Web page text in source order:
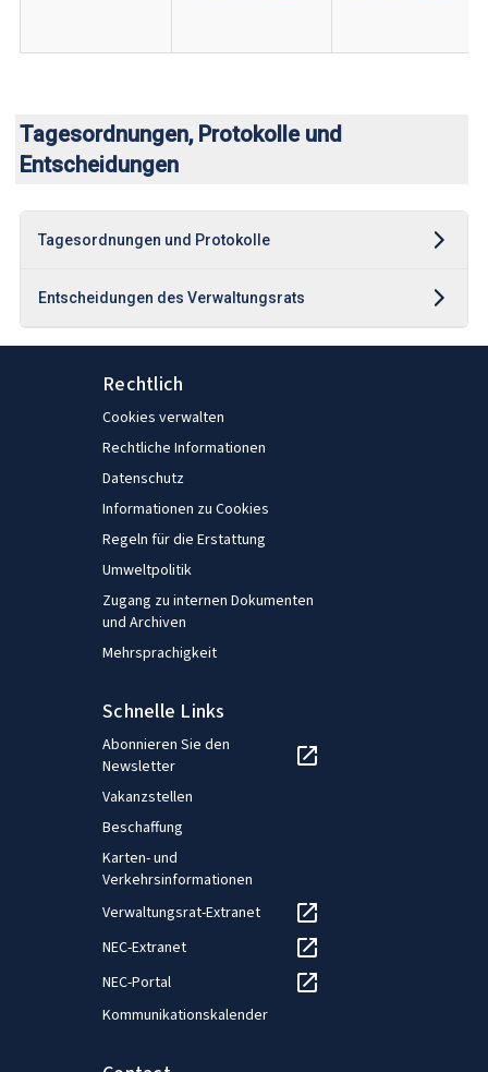
Tagesordnungen, Protokolle und
Entscheidungen
Tagesordnungen und Protokolle
Entscheidungen des Verwaltungsrats
Rechtlich
Cookies verwalten
Rechtliche Informationen
Datenschutz
Informationen zu Cookies
Regeln für die Erstattung
Umweltpolitik
Zugang zu internen Dokumenten
und Archiven
Mehrsprachigkeit
Schnelle Links
Abonnieren Sie den
Newsletter
Vakanzstellen
Beschaffung
Karten- und
Verkehrsinformationen
Verwaltungsrat-Extranet
NEC-Extranet
NEC-Portal
Kommunikationskalender